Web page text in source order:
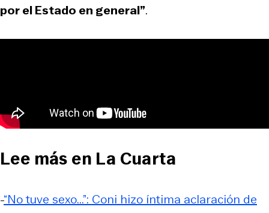
por el Estado en general”.
Lee más en La Cuarta
-“No tuve sexo...”: Coni hizo íntima aclaración de